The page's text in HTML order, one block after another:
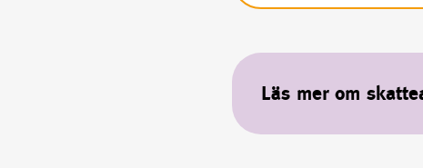
Läs mer om